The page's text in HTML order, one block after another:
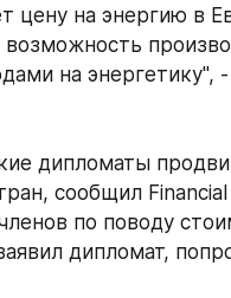
цену на энергию в
возможность
на
дипломаты
сообщил
по поводу
дипломат,